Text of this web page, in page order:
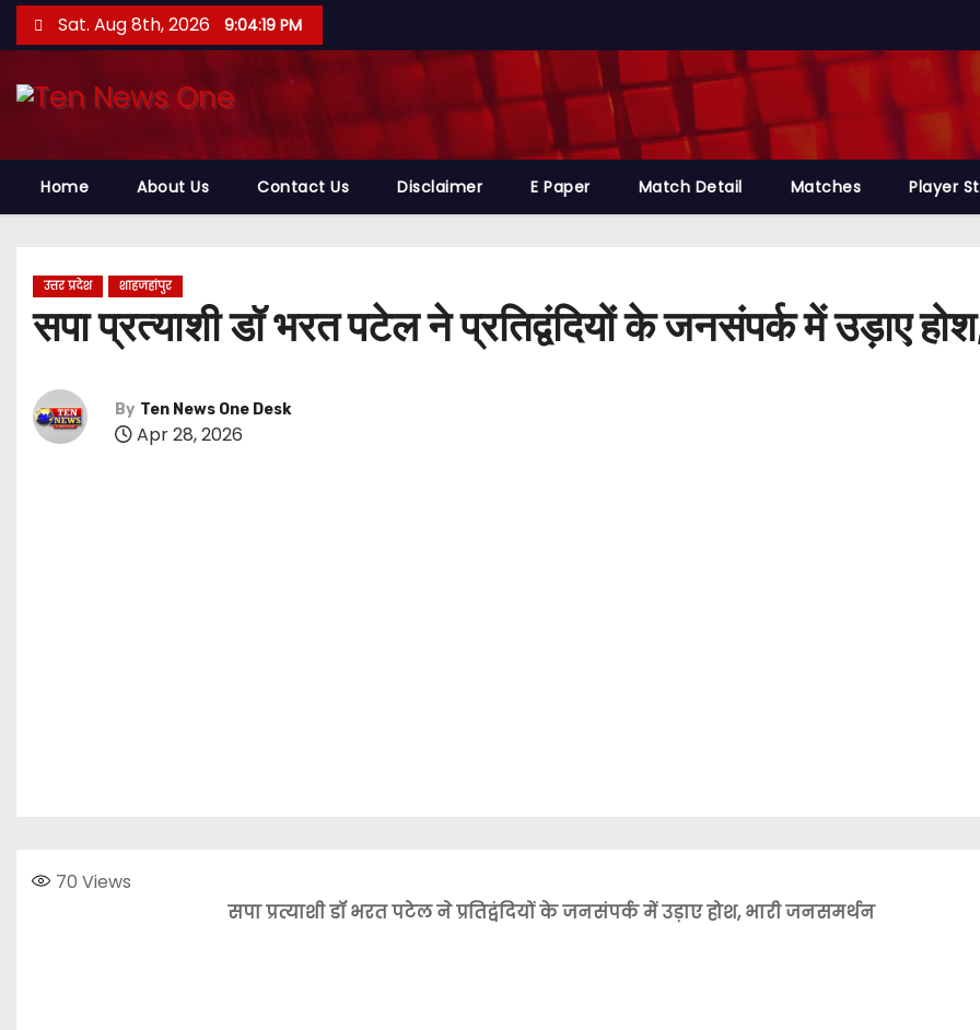
k
o
Sat. Aug 8th, 2026 9:04:20 PM
Home About Us Contact Us Disclaimer E Paper Match Detail Matches Player
उत्तर प्रदेश शाहजहांपुर
सपा प्रत्याशी डॉ भरत पटेल ने प्रतिद्वंदियों के जनसंपर्क में उड़ाए
By Ten News One Desk
Apr 28, 2026
70 Views
सपा प्रत्याशी डॉ भरत पटेल ने प्रतिद्वंदियों के जनसंपर्क में उड़ाए होश, भारी जनसमर्थन